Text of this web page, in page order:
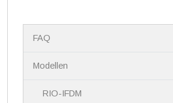
FAQ
Modellen
RIO-IFDM